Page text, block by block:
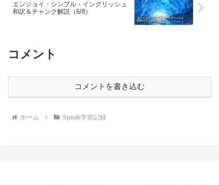
エンジョイ・シンプル・イングリッシュ
和訳＆チャンク解説（6/8）
コメント
コメントを書き込む
ホーム Speak学習記録